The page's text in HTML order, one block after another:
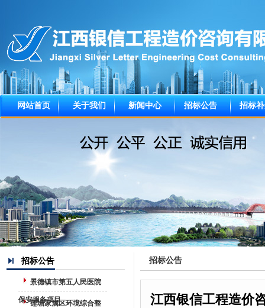
网站首页 关于我们 新闻中心 招标公告 招标
招标公告
景德镇市第五人民医院
保安服务项目
莲塘家属区环境综合整
招标公告
江西银信工程造价